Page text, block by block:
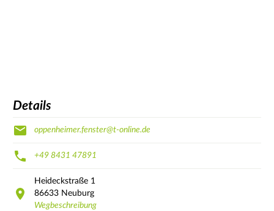
Details
oppenheimer.fenster@t-online.de
+49 8431 47891
Heideckstraße 1
86633 Neuburg
Wegbeschreibung